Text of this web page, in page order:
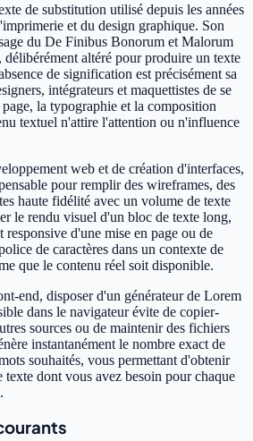
de substitution utilisé depuis les années
et du design graphique. Son
du De Finibus Bonorum et Malorum
altéré pour produire un texte
de signification est précisément sa
intégrateurs et maquettistes de se
la typographie et la composition
textuel n'attire l'attention ou n'influence
web et de création d'interfaces,
pour remplir des wireframes, des
haute fidélité avec un volume de texte
le rendu visuel d'un bloc de texte long,
responsive d'une mise en page ou de
de caractères dans un contexte de
que le contenu réel soit disponible.
end, disposer d'un générateur de Lorem
dans le navigateur évite de copier-
sources ou de maintenir des fichiers
instantanément le nombre exact de
souhaités, vous permettant d'obtenir
texte dont vous avez besoin pour chaque